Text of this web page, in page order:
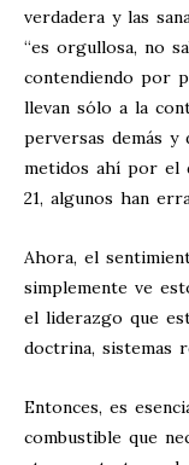
verdadera y las
“es orgullosa, no
contendiendo por
llevan sólo a la
perversas demás y
metidos ahí por el
21, algunos han
Ahora, el
simplemente ve
el liderazgo que
doctrina, sistemas
Entonces, es
combustible que